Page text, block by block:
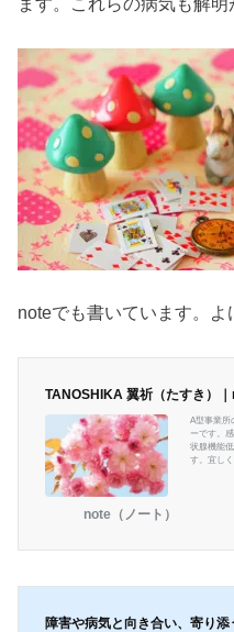
noteでも書いています。よ
TANOSHIKA 翼祈（たすき）
A型事業所
ーです。
状腺機能
す。宜し
note（ノート）
障害や病気と向き合い、寄り